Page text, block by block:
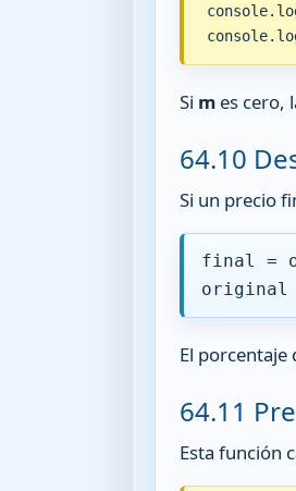
Si m es cero,
64.10
Si un precio
final =
original
El
64.11
Esta función